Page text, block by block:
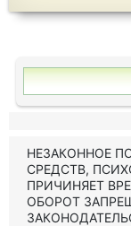
НЕЗАКОННОЕ
СРЕДСТВ,
ПРИЧИНЯЕТ
ОБОРОТ